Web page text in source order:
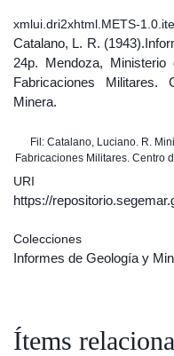
xmlui.dri2xhtml.METS-
Catalano, L. R.
24p. Mendoza,
Fabricaciones Militares.
Minera.
Fil: Catalano, Luciano. R.
Fabricaciones Militares. Centro
URI
https://
Colecciones
Informes de Geología y
Ítems